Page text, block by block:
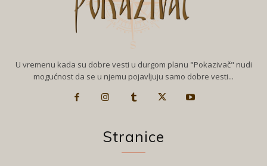
U vremenu kada su dobre vesti u durgom planu "Pokazivač" nudi
mogućnost da se u njemu pojavljuju samo dobre vesti...
Stranice